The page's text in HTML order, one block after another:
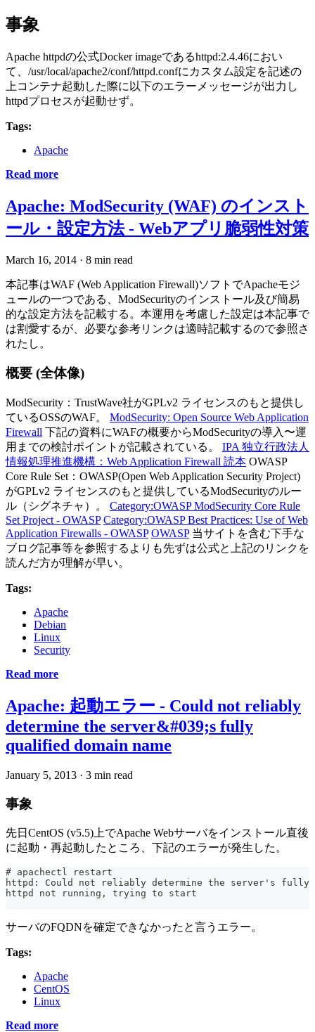
事象
Apache httpdの公式Docker imageであるhttpd:2.4.46におい
て、/usr/local/apache2/conf/httpd.confにカスタム設定を記述の
上コンテナ起動した際に以下のエラーメッセージが出力し
httpdプロセスが起動せず。
Tags:
Apache
Read more
Apache: ModSecurity (WAF) のインスト
ール・設定方法 - Webアプリ脆弱性対策
March 16, 2014 · 8 min read
本記事はWAF (Web Application Firewall)ソフトでApacheモジ
ュールの一つである、ModSecurityのインストール及び簡易
的な設定方法を記載する。本運用を考慮した設定は本記事で
は割愛するが、必要な参考リンクは適時記載するので参照さ
れたし。
概要 (全体像)
ModSecurity：TrustWave社がGPLv2 ライセンスのもと提供し
ているOSSのWAF。 ModSecurity: Open Source Web Application
Firewall 下記の資料にWAFの概要からModSecurityの導入〜運
用までの検討ポイントが記載されている。 IPA 独立行政法人
情報処理推進機構：Web Application Firewall 読本 OWASP
Core Rule Set：OWASP(Open Web Application Security Project)
がGPLv2 ライセンスのもと提供しているModSecurityのルー
ル（シグネチャ）。 Category:OWASP ModSecurity Core Rule
Set Project - OWASP Category:OWASP Best Practices: Use of Web
Application Firewalls - OWASP OWASP当サイトを含む下手な
ブログ記事等を参照するよりも先ずは公式と上記のリンクを
読んだ方が理解が早い。
Tags:
Apache
Debian
Linux
Security
Read more
Apache: 起動エラー - Could not reliably
determine the server&#039;s fully
qualified domain name
January 5, 2013 · 3 min read
事象
先日CentOS (v5.5)上でApache Webサーバをインストール直後
に起動・再起動したところ、下記のエラーが発生した。
# apachectl restart
httpd: Could not reliably determine the server's fully
httpd not running, trying to start
サーバのFQDNを確定できなかったと言うエラー。
Tags:
Apache
CentOS
Linux
Read more